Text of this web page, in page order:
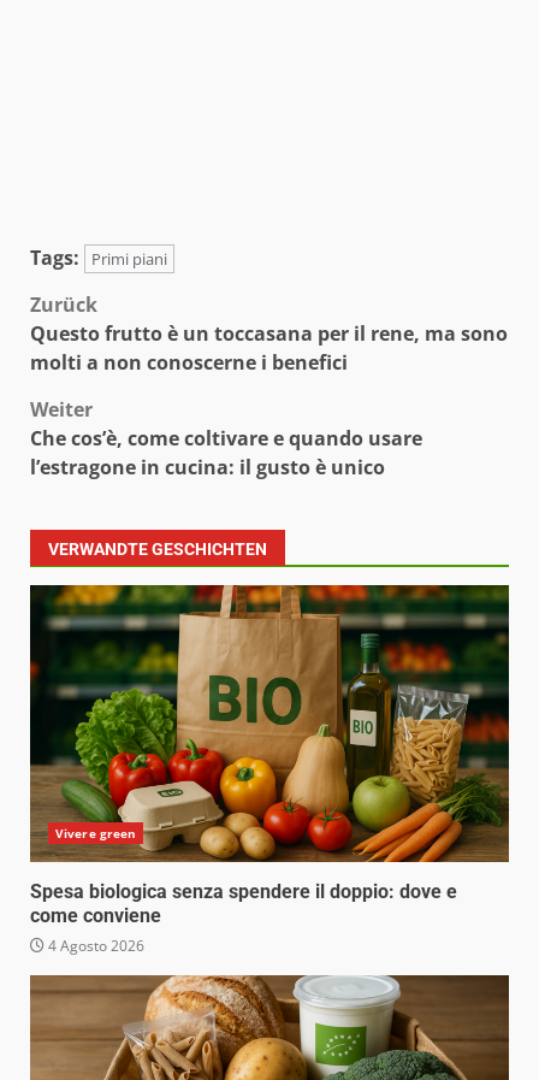
Tags: Primi piani
Beitragsnavigation
Zurück
Questo frutto è un toccasana per il rene, ma sono
molti a non conoscerne i benefici
Weiter
Che cos’è, come coltivare e quando usare
l’estragone in cucina: il gusto è unico
VERWANDTE GESCHICHTEN
Vivere green
Spesa biologica senza spendere il doppio: dove e
come conviene
4 Agosto 2026